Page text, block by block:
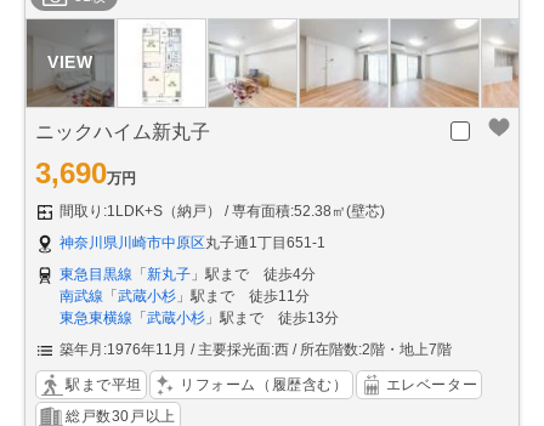
ニックハイム新丸子
3,690万円
間取り:1LDK+S（納戸）
専有面積:52.38㎡(壁芯)
神奈川県川崎市中原区丸子通1丁目651-1
東急目黒線 「新丸子 」駅まで 徒歩4分
南武線 「武蔵小杉 」駅まで 徒歩11分
東急東横線 「武蔵小杉 」駅まで 徒歩13分
築年月:1976年11月
主要採光面:西 所在階数:2階・地上7階
駅まで平坦 リフォーム（履歴含む）
エレベーター
総戸数30戸以上